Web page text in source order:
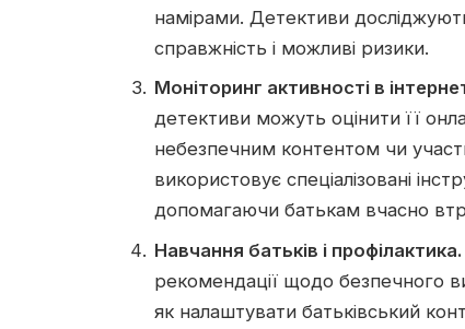
намірами. Детективи
справжність і можливі ризики.
Моніторинг активності в
детективи можуть оцінити її
небезпечним контентом чи
використовує спеціалізовані
допомагаючи батькам вчасно
Навчання батьків і профілактика.
рекомендації щодо безпечного
як налаштувати батьківський